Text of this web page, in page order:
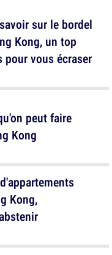
sur le bordel
Kong, un top
pour vous écraser
peut faire
Kong
Kong,